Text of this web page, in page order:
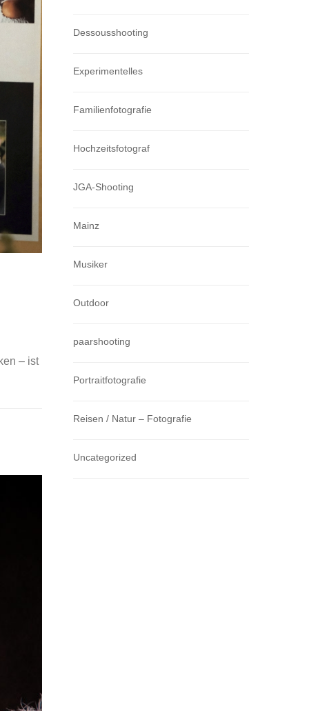
– ist
Dessousshooting
Experimentelles
Familienfotografie
Hochzeitsfotograf
JGA-Shooting
Mainz
Musiker
Outdoor
paarshooting
Portraitfotografie
Reisen / Natur – Fotografie
Uncategorized